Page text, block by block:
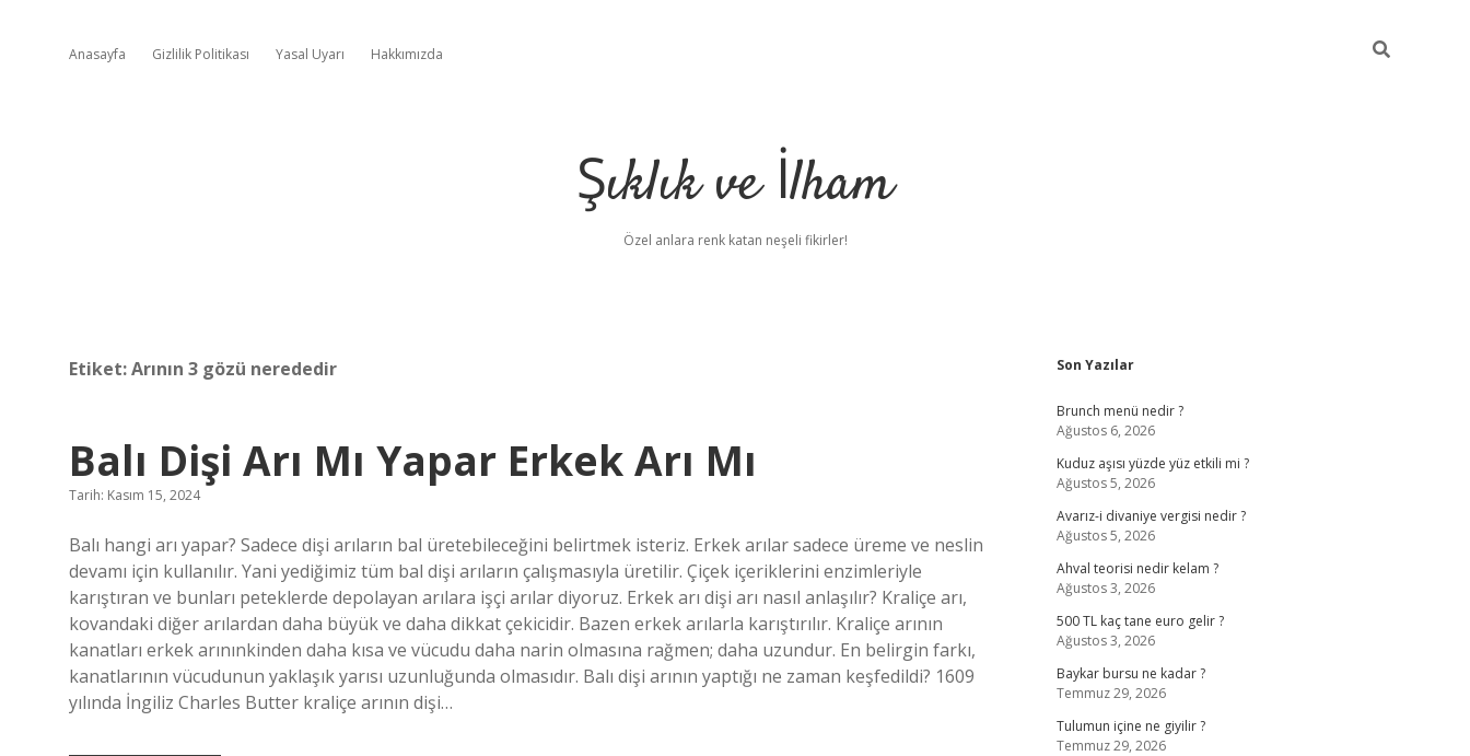
Anasayfa Gizlilik Politikası Yasal Uyarı Hakkımızda
Şıklık ve İlham
Özel anlara renk katan neşeli fikirler!
Etiket:Arının 3 gözü nerededir
Balı Dişi Arı Mı Yapar Erkek Arı Mı
Tarih: Kasım 15, 2024
Balı hangi arı yapar? Sadece dişi arıların bal üretebileceğini belirtmek isteriz. Erkek arılar sadece üreme ve neslin
devamı için kullanılır. Yani yediğimiz tüm bal dişi arıların çalışmasıyla üretilir. Çiçek içeriklerini enzimleriyle
karıştıran ve bunları peteklerde depolayan arılara işçi arılar diyoruz. Erkek arı dişi arı nasıl anlaşılır? Kraliçe arı,
kovandaki diğer arılardan daha büyük ve daha dikkat çekicidir. Bazen erkek arılarla karıştırılır. Kraliçe arının
kanatları erkek arınınkinden daha kısa ve vücudu daha narin olmasına rağmen; daha uzundur. En belirgin farkı,
kanatlarının vücudunun yaklaşık yarısı uzunluğunda olmasıdır. Balı dişi arının yaptığı ne zaman keşfedildi? 1609
yılında İngiliz Charles Butter kraliçe arının dişi…
Sidebar
Son Yazılar
Brunch menü nedir ?
Ağustos 6, 2026
Kuduz aşısı yüzde yüz etkili mi ?
Ağustos 5, 2026
Avarız-i divaniye vergisi nedir ?
Ağustos 5, 2026
Ahval teorisi nedir kelam ?
Ağustos 3, 2026
500 TL kaç tane euro gelir ?
Ağustos 3, 2026
Baykar bursu ne kadar ?
Temmuz 29, 2026
Tulumun içine ne giyilir ?
Temmuz 29, 2026